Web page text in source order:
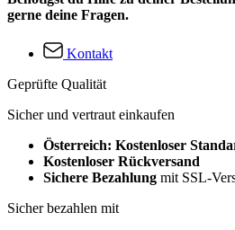
gerne deine Fragen.
Kontakt
Geprüfte Qualität
Sicher und vertraut einkaufen
Österreich: Kostenloser
Kostenloser Rückversand
Sichere Bezahlung mit SSL-
Sicher bezahlen mit